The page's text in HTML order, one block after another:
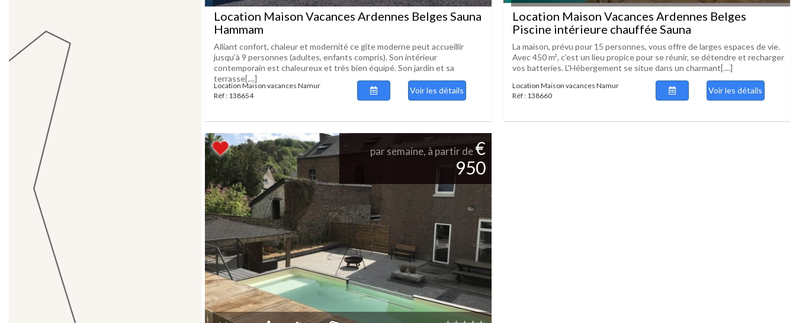
Location Maison Vacances Ardennes Belges Sauna
Hammam
Alliant confort, chaleur et modernité ce gîte moderne peut accueillir
jusqu’à 9 personnes (adultes, enfants compris). Son intérieur
contemporain est chaleureux et très bien équipé. Son jardin et sa
terrasse[....]
Location Maison vacances Namur
Réf : 138654
Voir les détails
Location Maison Vacances Ardennes Belges
Piscine intérieure chauffée Sauna
La maison, prévu pour 15 personnes, vous offre de larges espaces de vie.
Avec 450 m², c’est un lieu propice pour se réunir, se détendre et recharger
vos batteries. L'Hébergement se situe dans un charmant[....]
Location Maison vacances Namur
Réf : 138660
Voir les détails
par semaine, à partir de€
950